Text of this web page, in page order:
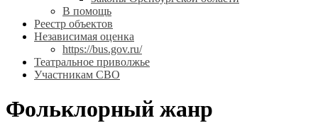
В помощь
Реестр объектов
Независимая оценка
https://bus.gov.ru/
Театральное приволжье
Участникам СВО
Фольклорный жанр